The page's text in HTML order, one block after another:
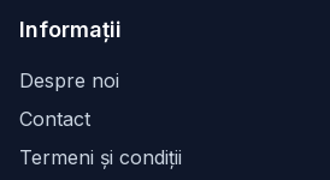
Informații
Despre noi
Contact
Termeni și condiții